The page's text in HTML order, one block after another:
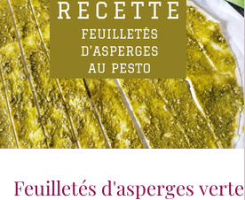
Feuilletés d'asperges vertes